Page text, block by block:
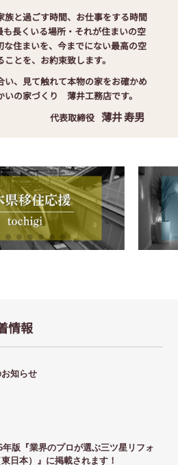
族と過ごす時間、お仕事をする時間
も長くいる場所・それが住まいの空
な住まいを、今までにない最高の空
とを、お約束致します。
い、見て触れて本物の家をお確かめ
いの家づくり 薄井工務店です。
代表取締役 薄井 寿男
情報
知らせ
年版『業界のプロが選ぶ三ツ星リフォ
日本）』に掲載されます！